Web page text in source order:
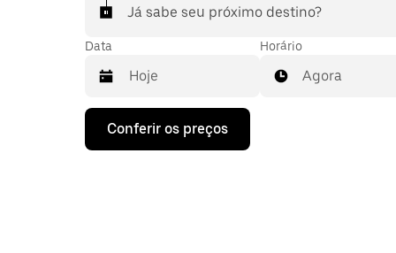
Já sabe seu próximo destino?
Data
Pressione
seta
Horário
Agora
Conferir os preços